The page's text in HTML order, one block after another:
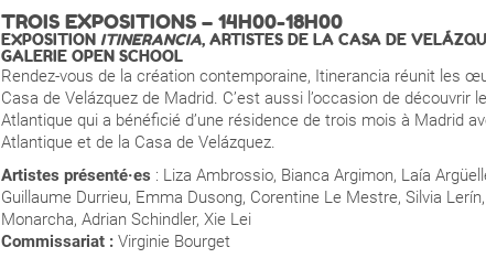
TROIS EXPOSITIONS – 14H00-18H00
EXPOSITION ITINERANCIA, ARTISTES DE LA CASA DE
GALERIE OPEN SCHOOL
Rendez-vous de la création contemporaine, Itinerancia réunit les
Casa de Velázquez de Madrid. C’est aussi l’occasion de
Atlantique qui a bénéficié d’une résidence de trois mois à Madrid
Atlantique et de la Casa de Velázquez.
Artistes présenté·es : Liza Ambrossio, Bianca Argimon, Laía
Guillaume Durrieu, Emma Dusong, Corentine Le Mestre, Silvia
Monarcha, Adrian Schindler, Xie Lei
Commissariat : Virginie Bourget